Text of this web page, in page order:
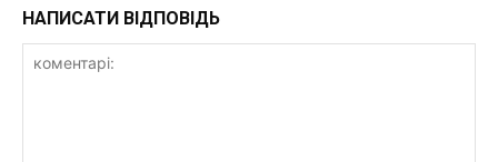
НАПИСАТИ ВІДПОВІДЬ